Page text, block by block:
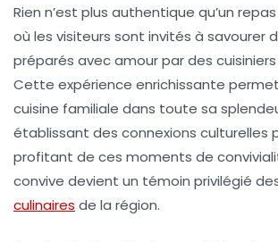
Rien n’est plus authentique qu’un
où les visiteurs sont invités à savourer
préparés avec amour par des
Cette expérience enrichissante
cuisine familiale dans toute sa
établissant des connexions culturelles
profitant de ces moments de
convive devient un témoin privilégié
culinaires de la région.